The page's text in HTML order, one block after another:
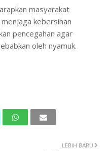
masyarakat
kebersihan
pencegahan agar
oleh nyamuk.
LEBIH BARU